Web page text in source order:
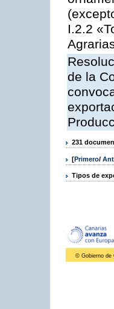
I.2.2
de la
231
[Primero/
Tipos de
© Gobierno de